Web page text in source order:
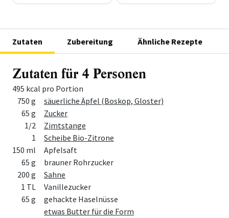
Zutaten Zubereitung Ähnliche Rezepte
Zutaten für 4 Personen
495 kcal pro Portion
Menge Zutat
750 g
säuerliche Äpfel (Boskop, Gloster)
65 g
Zucker
1/2
Zimtstange
1
Scheibe Bio-Zitrone
150 ml
Apfelsaft
65 g
brauner Rohrzucker
200 g
Sahne
1 TL
Vanillezucker
65 g
gehackte Haselnüsse
etwas Butter für die Form